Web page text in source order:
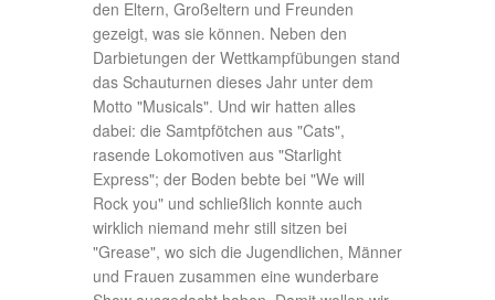
den Eltern, Großeltern und Freunden
gezeigt, was sie können. Neben den
Darbietungen der Wettkampfübungen stand
das Schauturnen dieses Jahr unter dem
Motto "Musicals". Und wir hatten alles
dabei: die Samtpfötchen aus "Cats",
rasende Lokomotiven aus "Starlight
Express"; der Boden bebte bei "We will
Rock you" und schließlich konnte auch
wirklich niemand mehr still sitzen bei
"Grease", wo sich die Jugendlichen, Männer
und Frauen zusammen eine wunderbare